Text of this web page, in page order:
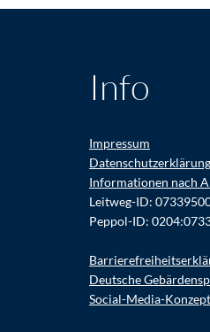
Info
Impressum
Datenschutzerklärung
Informationen nach
Leitweg-ID:
Peppol-ID:
Deutsche
Social-Media-Konzept